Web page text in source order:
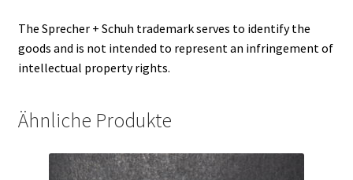
The Sprecher + Schuh trademark serves to identify the
goods and is not intended to represent an infringement of
intellectual property rights.
Ähnliche Produkte